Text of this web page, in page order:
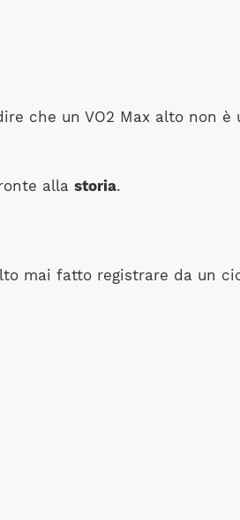
che un VO2 Max alto non
alla storia.
mai fatto registrare da un